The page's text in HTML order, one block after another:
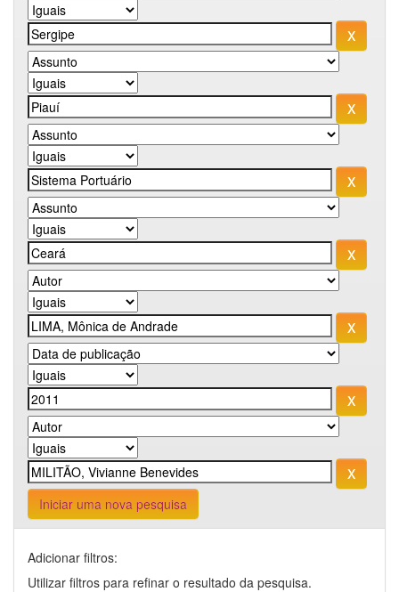
Iniciar uma nova pesquisa
Adicionar filtros:
Utilizar filtros para refinar o resultado da pesquisa.